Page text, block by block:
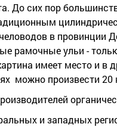
До сих пор
в
рамочные ульи -
имеет место и в
можно произвести 20
и западных